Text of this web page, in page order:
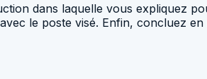
dans laquelle vous expliquez
le poste visé. Enfin, concluez